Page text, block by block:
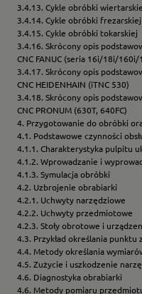
3.4.13. Cykle obróbki
3.4.14. Cykle obróbki frezarskiej
3.4.15. Cykle obróbki tokarskiej
3.4.16. Skrócony opis
CNC FANUC (seria 16i/18i/160i/
3.4.17. Skrócony opis
CNC HEIDENHAIN (iTNC 530)
3.4.18. Skrócony opis
CNC PRONUM (630T, 640FC)
4. Przygotowanie do obróbki
4.1. Podstawowe czynności
4.1.1. Charakterystyka pulpitu
4.1.2. Wprowadzanie i
4.1.3. Symulacja obróbki
4.2. Uzbrojenie obrabiarki
4.2.1. Uchwyty narzędziowe
4.2.2. Uchwyty przedmiotowe
4.2.3. Stoły obrotowe i
4.3. Przykład określania
4.4. Metody określania
4.5. Zużycie i uszkodzenie
4.6. Diagnostyka obrabiarki
4.6. Metody pomiaru